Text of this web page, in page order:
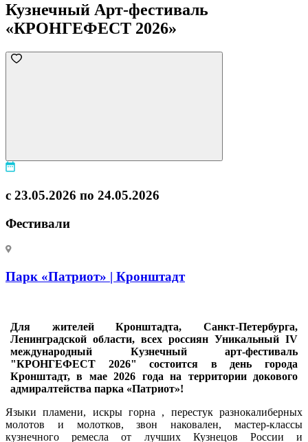
Кузнечный Арт-фестиваль
«КРОНГЕФЕСТ 2026»
с 23.05.2026 по 24.05.2026
Фестивали
Парк «Патриот» | Кронштадт
Для жителей Кронштадта, Санкт-Петербурга,
Ленинградской области, всех россиян Уникальный IV
международный Кузнечный арт-фестиваль
"КРОНГЕФЕСТ 2026" состоится в день города
Кронштадт, в мае 2026 года на территории докового
адмиралтейства парка «Патриот»!
Языки пламени, искры горна , перестук разнокалиберных
молотов и молотков, звон наковален, мастер-классы
кузнечного ремесла от лучших Кузнецов России и